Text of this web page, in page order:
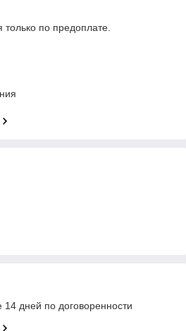
только по предоплате.
14 дней по договоренности